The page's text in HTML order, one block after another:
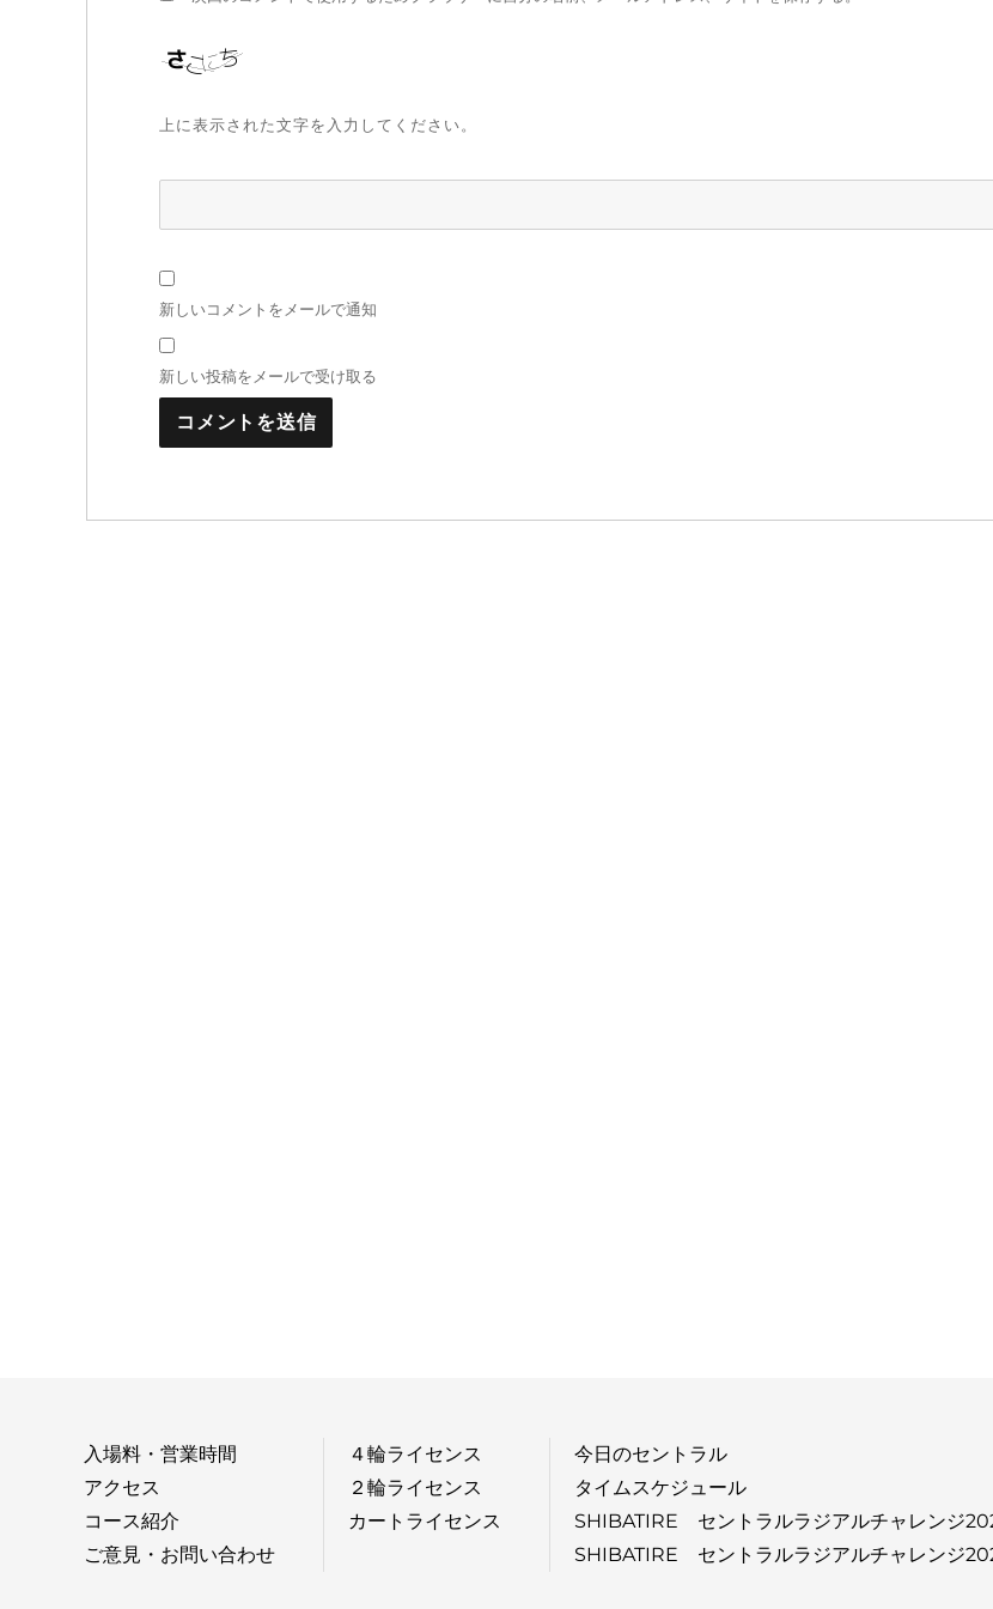
上に表示された文字を入力してください。
新しいコメントをメールで通知
新しい投稿をメールで受け取る
入場料・営業時間
アクセス
コース紹介
ご意見・お問い合わせ
４輪ライセンス
２輪ライセンス
カートライセンス
今日のセントラル
タイムスケジュール
SHIBATIRE セントラルラジアルチャレンジ
SHIBATIRE セントラルラジアルチャレンジ